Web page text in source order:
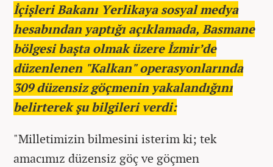
İçişleri Bakanı Yerlikaya sosyal medya
hesabından yaptığı açıklamada, Basmane
bölgesi başta olmak üzere İzmir’de
düzenlenen "Kalkan" operasyonlarında
309 düzensiz göçmenin yakalandığını
belirterek şu bilgileri verdi:
"Milletimizin bilmesini isterim ki; tek
amacımız düzensiz göç ve göçmen